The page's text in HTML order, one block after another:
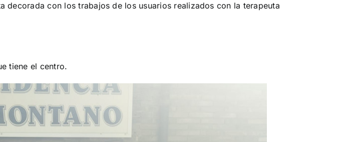
con los trabajos de los usuarios realizados con la terapeuta
tiene el centro.